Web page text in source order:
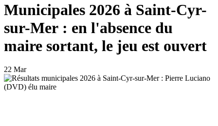
Municipales 2026 à Saint-Cyr-
sur-Mer : en l'absence du
maire sortant, le jeu est ouvert
22 Mar